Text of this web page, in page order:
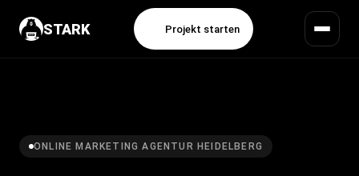
STARK Projekt starten
ONLINE MARKETING AGENTUR HEIDELBERG